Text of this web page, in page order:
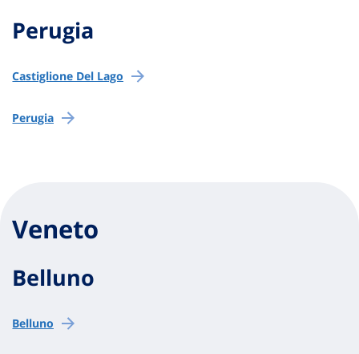
Perugia
Castiglione Del Lago
Perugia
Veneto
Belluno
Belluno